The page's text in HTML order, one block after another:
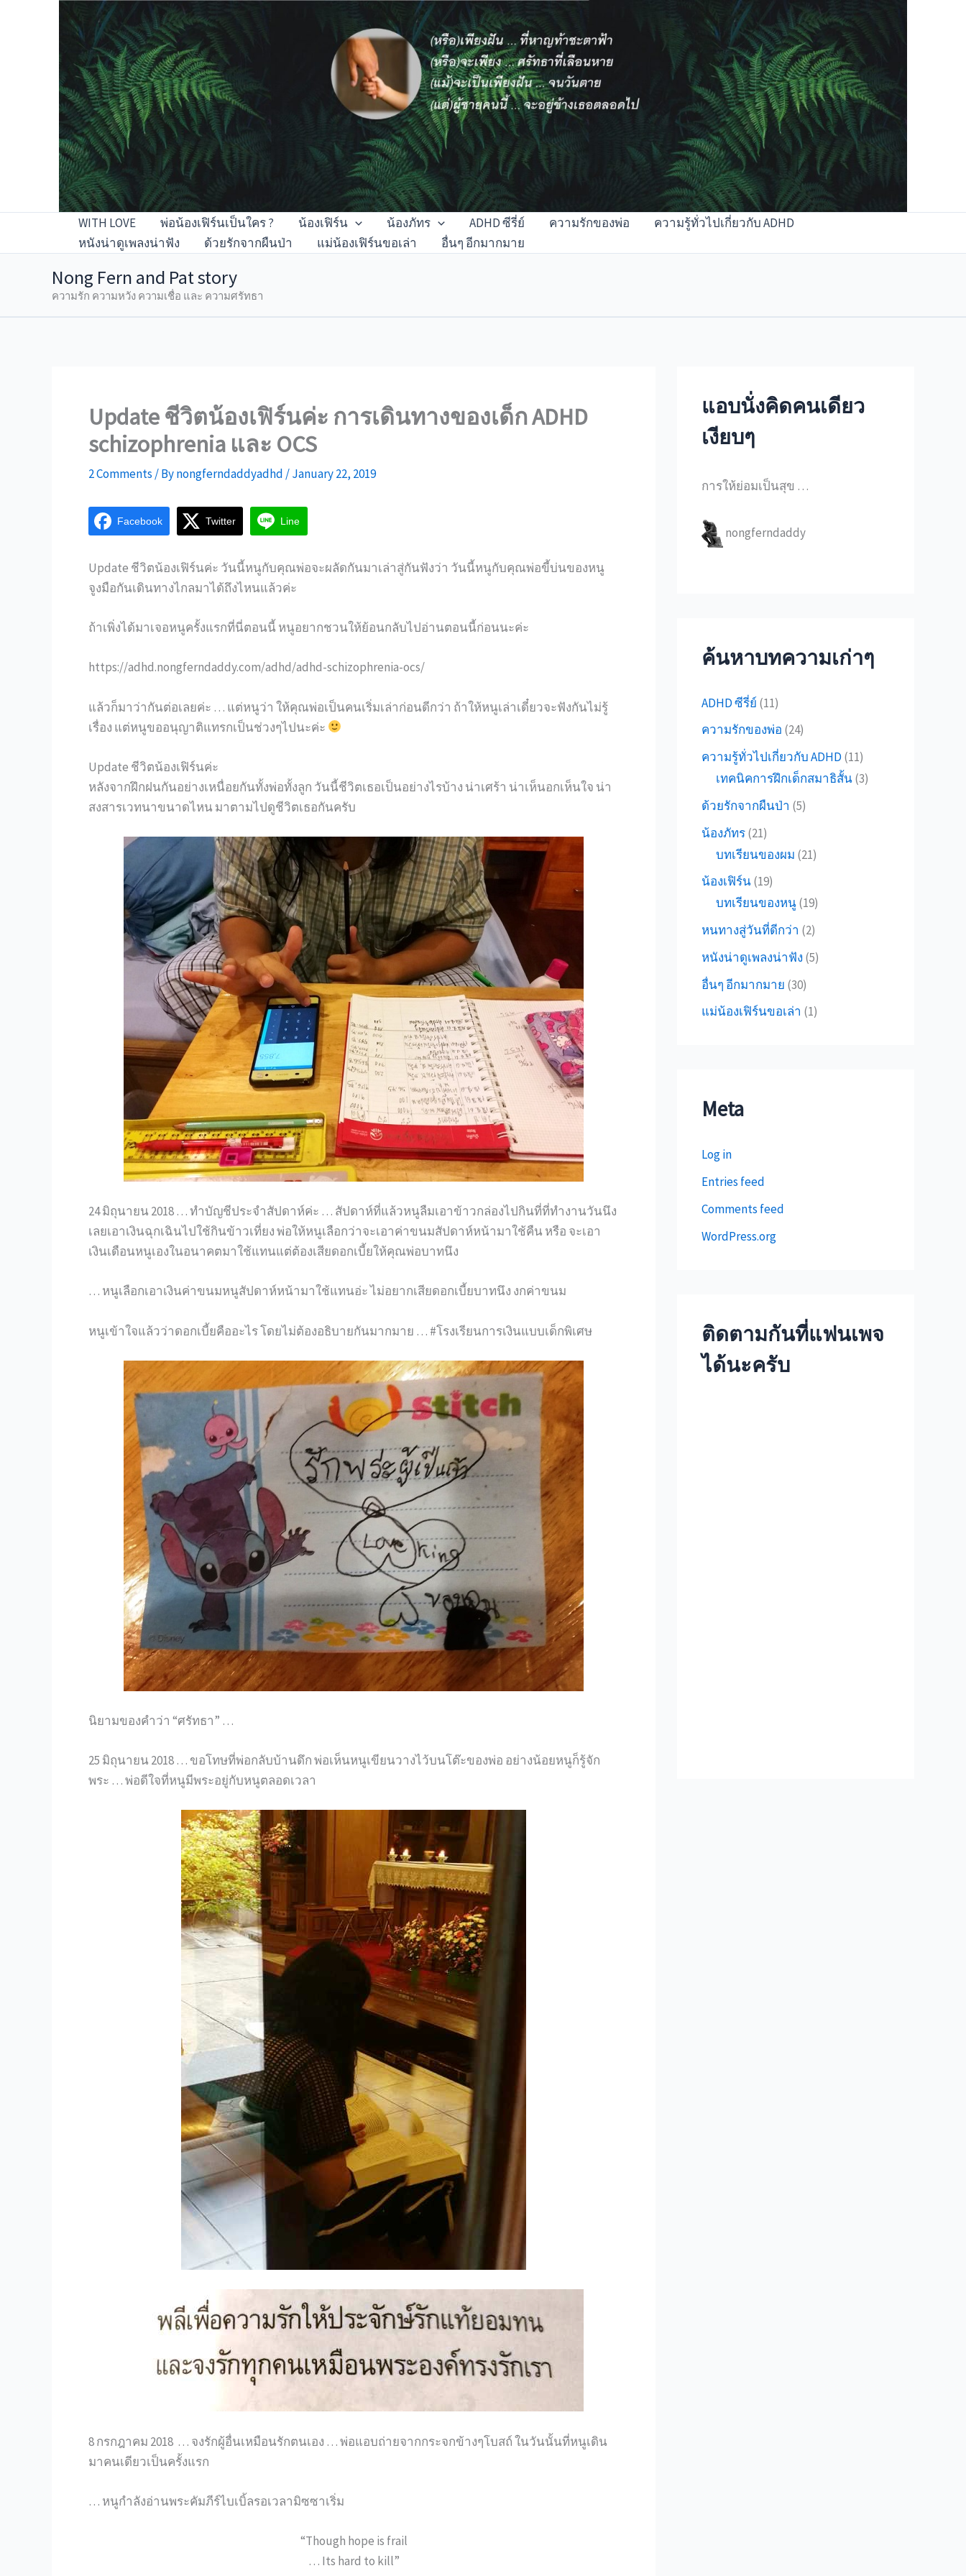
WITH LOVE พ่อน้องเฟิร์นเป็นใคร ? น้องเฟิร์น น้องภัทร ADHD ซีรี่ย์ ความรักของพ่อ
ความรู้ทั่วไปเกี่ยวกับ ADHD
หนังน่าดูเพลงน่าฟัง
ด้วยรักจากผืนป่า แม่น้องเฟิร์นขอเล่า อื่นๆ อีกมากมาย
Nong Fern and Pat story
ความรัก ความหวัง ความเชื่อ และ ความศรัทธา
Update ชีวิตน้องเฟิร์นค่ะ การเดินทางของเด็ก ADHD
schizophrenia และ OCS
2 Comments / Bynongferndaddyadhd /January 22, 2019
Facebook Twitter Line
Update ชีวิตน้องเฟิร์นค่ะ วันนี้หนูกับคุณพ่อจะผลัดกันมาเล่าสู่กันฟังว่า วันนี้หนูกับคุณพ่อขี้บ่นของหนู
จูงมือกันเดินทางไกลมาได้ถึงไหนแล้วค่ะ
ถ้าเพิ่งได้มาเจอหนูครั้งแรกที่นี่ตอนนี้ หนูอยากชวนให้ย้อนกลับไปอ่านตอนนี้ก่อนนะค่ะ
https://adhd.nongferndaddy.com/adhd/adhd-schizophrenia-ocs/
แล้วก็มาว่ากันต่อเลยค่ะ … แต่หนูว่า ให้คุณพ่อเป็นคนเริ่มเล่าก่อนดีกว่า ถ้าให้หนูเล่าเดี๋ยวจะฟังกันไม่รู้
เรื่อง แต่หนูขออนุญาติแทรกเป็นช่วงๆไปนะค่ะ
Update ชีวิตน้องเฟิร์นค่ะ
หลังจากฝึกฝนกันอย่างเหนื่อยกันทั้งพ่อทั้งลูก วันนี้ชีวิตเธอเป็นอย่างไรบ้าง น่าเศร้า น่าเห็นอกเห็นใจ น่า
สงสารเวทนาขนาดไหน มาตามไปดูชีวิตเธอกันครับ
24 มิถุนายน 2018 … ทำบัญชีประจำสัปดาห์ค่ะ … สัปดาห์ที่แล้วหนูลืมเอาข้าวกล่องไปกินที่ที่ทำงานวันนึง
เลยเอาเงินฉุกเฉินไปใช้กินข้าวเที่ยง พ่อให้หนูเลือกว่าจะเอาค่าขนมสัปดาห์หน้ามาใช้คืน หรือ จะเอา
เงินเดือนหนูเองในอนาคตมาใช้แทนแต่ต้องเสียดอกเบี้ยให้คุณพ่อบาทนึง
… หนูเลือกเอาเงินค่าขนมหนูสัปดาห์หน้ามาใช้แทนอ่ะ ไม่อยากเสียดอกเบี้ยบาทนึง งกค่าขนม
หนูเข้าใจแล้วว่าดอกเบี้ยคืออะไร โดยไม่ต้องอธิบายกันมากมาย … #โรงเรียนการเงินแบบเด็กพิเศษ
นิยามของคำว่า “ศรัทธา” …
25 มิถุนายน 2018 … ขอโทษที่พ่อกลับบ้านดึก พ่อเห็นหนูเขียนวางไว้บนโต๊ะของพ่อ อย่างน้อยหนูก็รู้จัก
พระ … พ่อดีใจที่หนูมีพระอยู่กับหนูตลอดเวลา
8 กรกฎาคม 2018 … จงรักผู้อื่นเหมือนรักตนเอง … พ่อแอบถ่ายจากกระจกข้างๆโบสถ์ ในวันนั้นที่หนูเดิน
มาคนเดียวเป็นครั้งแรก
… หนูกำลังอ่านพระคัมภีร์ไบเบิ้ลรอเวลามิซซาเริ่ม
“Though hope is frail
… Its hard to kill”
แอบนั่งคิดคนเดียว
เงียบๆ
การให้ย่อมเป็นสุข …
nongferndaddy
ค้นหาบทความเก่าๆ
ADHD ซีรี่ย์ (11)
ความรักของพ่อ (24)
ความรู้ทั่วไปเกี่ยวกับ ADHD (11)
เทคนิคการฝึกเด็กสมาธิสั้น(3)
ด้วยรักจากผืนป่า (5)
น้องภัทร(21)
บทเรียนของผม (21)
น้องเฟิร์น(19)
บทเรียนของหนู(19)
หนทางสู่วันที่ดีกว่า (2)
หนังน่าดูเพลงน่าฟัง (5)
อื่นๆ อีกมากมาย (30)
แม่น้องเฟิร์นขอเล่า (1)
Meta
Log in
Entries feed
Comments feed
WordPress.org
ติดตามกันที่แฟนเพจ
ได้นะครับ